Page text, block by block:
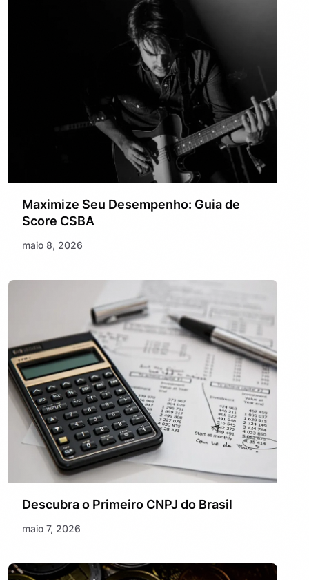
Maximize Seu Desempenho: Guia de
Score CSBA
maio 8, 2026
Descubra o Primeiro CNPJ do Brasil
maio 7, 2026